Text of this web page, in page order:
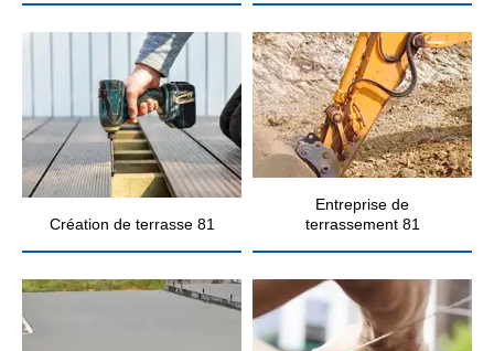
Création de terrasse 81
Entreprise de
terrassement 81